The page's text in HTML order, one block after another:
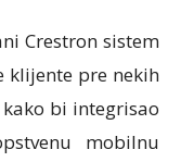
Crestron sistem
klijente pre nekih
bi integrisao
mobilnu